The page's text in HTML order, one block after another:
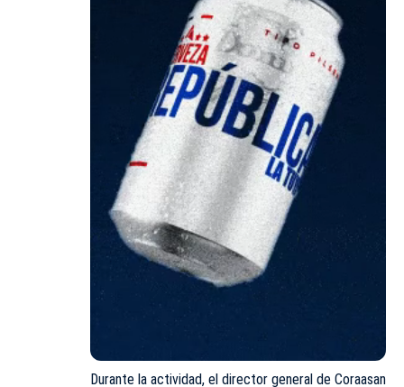
Durante la actividad, el director general de Coraasan